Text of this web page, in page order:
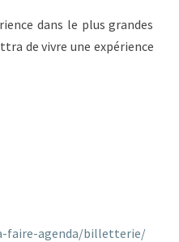
dans le plus grandes
de vivre une expérience
faire-agenda/billetterie/